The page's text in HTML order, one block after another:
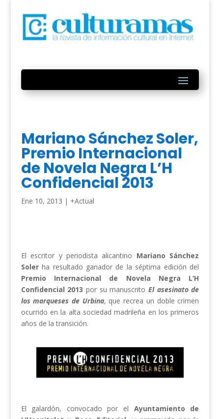
Mariano Sánchez Soler,
Premio Internacional
de Novela Negra L’H
Confidencial 2013
Ene 10, 2013 | +Actual
El escritor y periodista alicantino Mariano Sánchez
Solerha resultado ganador de la séptima edición del
Premio Internacional de Novela Negra L’H
Confidencial 2013 por su manuscritoEl asesinato de
los marqueses de Urbina, que recrea un doble crimen
ocurrido en la alta sociedad madrileña en los primeros
años de la transición.
El galardón, convocado por el Ayuntamiento de